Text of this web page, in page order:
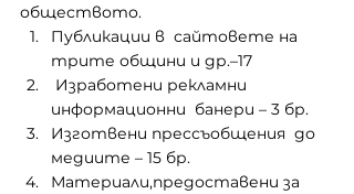
обществото.
Публикации в  сайтовете на
трите общини и др.–17
Изработени рекламни
информационни  банери – 3 бр.
Изготвени прессъобщения  до
медиите – 15 бр.
Материали,предоставени за